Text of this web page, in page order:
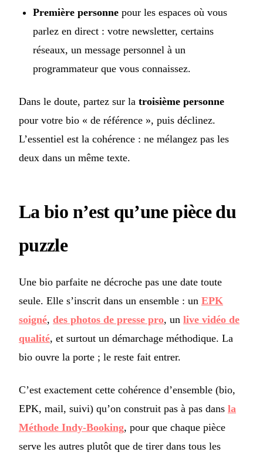
Première personne pour les espaces où vous
parlez en direct : votre newsletter, certains
réseaux, un message personnel à un
programmateur que vous connaissez.
Dans le doute, partez sur la troisième personne
pour votre bio « de référence », puis déclinez.
L’essentiel est la cohérence : ne mélangez pas les
deux dans un même texte.
La bio n’est qu’une pièce du
puzzle
Une bio parfaite ne décroche pas une date toute
seule. Elle s’inscrit dans un ensemble : un EPK
soigné, des photos de presse pro, un live vidéo de
qualité, et surtout un démarchage méthodique. La
bio ouvre la porte ; le reste fait entrer.
C’est exactement cette cohérence d’ensemble (bio,
EPK, mail, suivi) qu’on construit pas à pas dans la
Méthode Indy-Booking, pour que chaque pièce
serve les autres plutôt que de tirer dans tous les